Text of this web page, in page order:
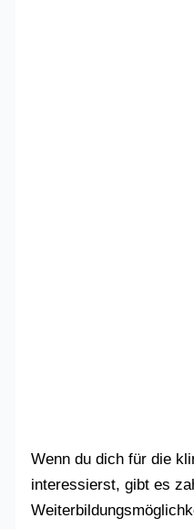
Wenn du dich für die
interessierst, gibt es